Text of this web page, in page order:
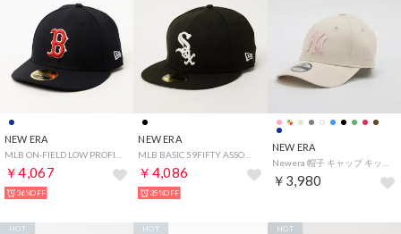
NEW ERA
￥4,067
36%OFF
NEW ERA
￥4,086
35%OFF
NEW ERA
￥3,980
HOT HOT HOT